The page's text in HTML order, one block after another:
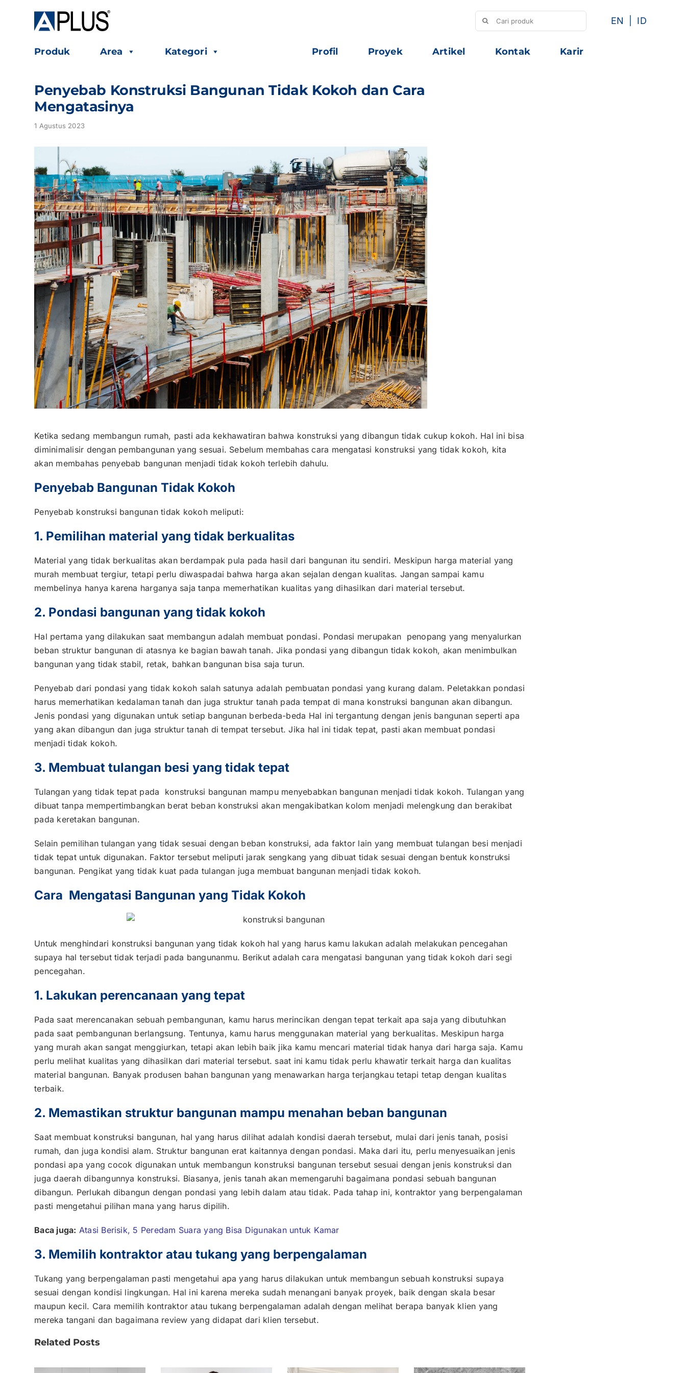
Search
for:
EN ID
Produk Area Kategori Profil Proyek Artikel Kontak Karir
Penyebab Konstruksi Bangunan Tidak Kokoh dan Cara
Mengatasinya
1 Agustus 2023
Ketika sedang membangun rumah, pasti ada kekhawatiran bahwa konstruksi yang dibangun tidak cukup kokoh. Hal ini bisa
diminimalisir dengan pembangunan yang sesuai. Sebelum membahas cara mengatasi konstruksi yang tidak kokoh, kita
akan membahas penyebab bangunan menjadi tidak kokoh terlebih dahulu.
Penyebab Bangunan Tidak Kokoh
Penyebab konstruksi bangunan tidak kokoh meliputi:
1. Pemilihan material yang tidak berkualitas
Material yang tidak berkualitas akan berdampak pula pada hasil dari bangunan itu sendiri. Meskipun harga material yang
murah membuat tergiur, tetapi perlu diwaspadai bahwa harga akan sejalan dengan kualitas. Jangan sampai kamu
membelinya hanya karena harganya saja tanpa memerhatikan kualitas yang dihasilkan dari material tersebut.
2. Pondasi bangunan yang tidak kokoh
Hal pertama yang dilakukan saat membangun adalah membuat pondasi. Pondasi merupakan penopang yang menyalurkan
beban struktur bangunan di atasnya ke bagian bawah tanah. Jika pondasi yang dibangun tidak kokoh, akan menimbulkan
bangunan yang tidak stabil, retak, bahkan bangunan bisa saja turun.
Penyebab dari pondasi yang tidak kokoh salah satunya adalah pembuatan pondasi yang kurang dalam. Peletakkan pondasi
harus memerhatikan kedalaman tanah dan juga struktur tanah pada tempat di mana konstruksi bangunan akan dibangun.
Jenis pondasi yang digunakan untuk setiap bangunan berbeda-beda Hal ini tergantung dengan jenis bangunan seperti apa
yang akan dibangun dan juga struktur tanah di tempat tersebut. Jika hal ini tidak tepat, pasti akan membuat pondasi
menjadi tidak kokoh.
3. Membuat tulangan besi yang tidak tepat
Tulangan yang tidak tepat pada konstruksi bangunan mampu menyebabkan bangunan menjadi tidak kokoh. Tulangan yang
dibuat tanpa mempertimbangkan berat beban konstruksi akan mengakibatkan kolom menjadi melengkung dan berakibat
pada keretakan bangunan.
Selain pemilihan tulangan yang tidak sesuai dengan beban konstruksi, ada faktor lain yang membuat tulangan besi menjadi
tidak tepat untuk digunakan. Faktor tersebut meliputi jarak sengkang yang dibuat tidak sesuai dengan bentuk konstruksi
bangunan. Pengikat yang tidak kuat pada tulangan juga membuat bangunan menjadi tidak kokoh.
Cara Mengatasi Bangunan yang Tidak Kokoh
Untuk menghindari konstruksi bangunan yang tidak kokoh hal yang harus kamu lakukan adalah melakukan pencegahan
supaya hal tersebut tidak terjadi pada bangunanmu. Berikut adalah cara mengatasi bangunan yang tidak kokoh dari segi
pencegahan.
1. Lakukan perencanaan yang tepat
Pada saat merencanakan sebuah pembangunan, kamu harus merincikan dengan tepat terkait apa saja yang dibutuhkan
pada saat pembangunan berlangsung. Tentunya, kamu harus menggunakan material yang berkualitas. Meskipun harga
yang murah akan sangat menggiurkan, tetapi akan lebih baik jika kamu mencari material tidak hanya dari harga saja. Kamu
perlu melihat kualitas yang dihasilkan dari material tersebut. saat ini kamu tidak perlu khawatir terkait harga dan kualitas
material bangunan. Banyak produsen bahan bangunan yang menawarkan harga terjangkau tetapi tetap dengan kualitas
terbaik.
2. Memastikan struktur bangunan mampu menahan beban bangunan
Saat membuat konstruksi bangunan, hal yang harus dilihat adalah kondisi daerah tersebut, mulai dari jenis tanah, posisi
rumah, dan juga kondisi alam. Struktur bangunan erat kaitannya dengan pondasi. Maka dari itu, perlu menyesuaikan jenis
pondasi apa yang cocok digunakan untuk membangun konstruksi bangunan tersebut sesuai dengan jenis konstruksi dan
juga daerah dibangunnya konstruksi. Biasanya, jenis tanah akan memengaruhi bagaimana pondasi sebuah bangunan
dibangun. Perlukah dibangun dengan pondasi yang lebih dalam atau tidak. Pada tahap ini, kontraktor yang berpengalaman
pasti mengetahui pilihan mana yang harus dipilih.
Baca juga: Atasi Berisik, 5 Peredam Suara yang Bisa Digunakan untuk Kamar
3. Memilih kontraktor atau tukang yang berpengalaman
Tukang yang berpengalaman pasti mengetahui apa yang harus dilakukan untuk membangun sebuah konstruksi supaya
sesuai dengan kondisi lingkungan. Hal ini karena mereka sudah menangani banyak proyek, baik dengan skala besar
maupun kecil. Cara memilih kontraktor atau tukang berpengalaman adalah dengan melihat berapa banyak klien yang
mereka tangani dan bagaimana review yang didapat dari klien tersebut.
Related Posts